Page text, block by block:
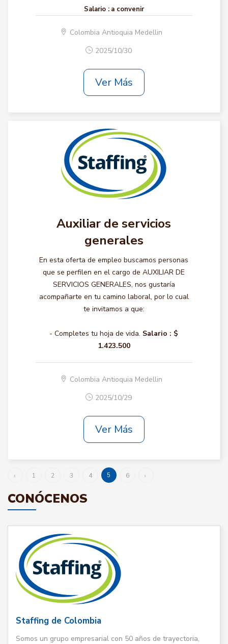
Salario : a convenir
Colombia Antioquia Medellin
2025/10/30
Ver Más
Auxiliar de servicios
generales
En esta oferta de empleo buscamos personas
que se perfilen en el cargo de AUXILIAR DE
SERVICIOS GENERALES, nos gustaría
acompañarte en tu camino laboral, por lo cual
te invitamos a que:
- Completes tu hoja de vida. Salario : $
1.423.500
Colombia Antioquia Medellin
2025/10/29
Ver Más
‹ 1 2 3 4 5 6 ›
CONÓCENOS
Staffing de Colombia
Somos un grupo empresarial con 50 años de trayectoria,